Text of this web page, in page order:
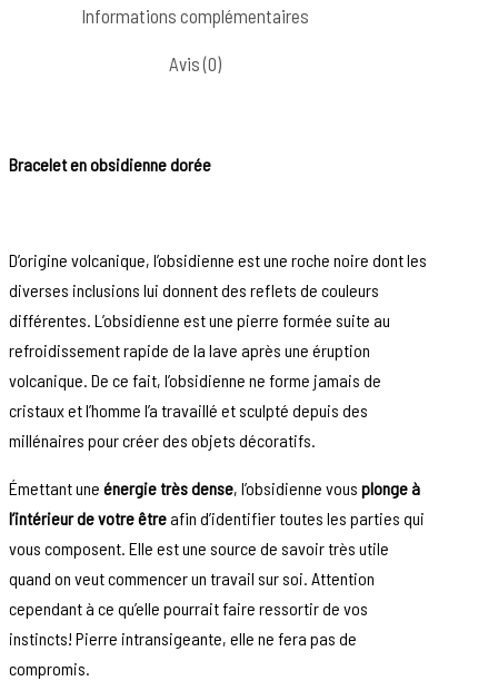
Informations complémentaires
Avis (0)
Bracelet en obsidienne dorée
D’origine volcanique, l’obsidienne est une roche noire dont les
diverses inclusions lui donnent des reflets de couleurs
différentes. L’obsidienne est une pierre formée suite au
refroidissement rapide de la lave après une éruption
volcanique. De ce fait, l’obsidienne ne forme jamais de
cristaux et l’homme l’a travaillé et sculpté depuis des
millénaires pour créer des objets décoratifs.
Émettant une énergie très dense, l’obsidienne vous plonge à
l’intérieur de votre êtreafin d’identifier toutes les parties qui
vous composent. Elle est une source de savoir très utile
quand on veut commencer un travail sur soi. Attention
cependant à ce qu’elle pourrait faire ressortir de vos
instincts! Pierre intransigeante, elle ne fera pas de
compromis.